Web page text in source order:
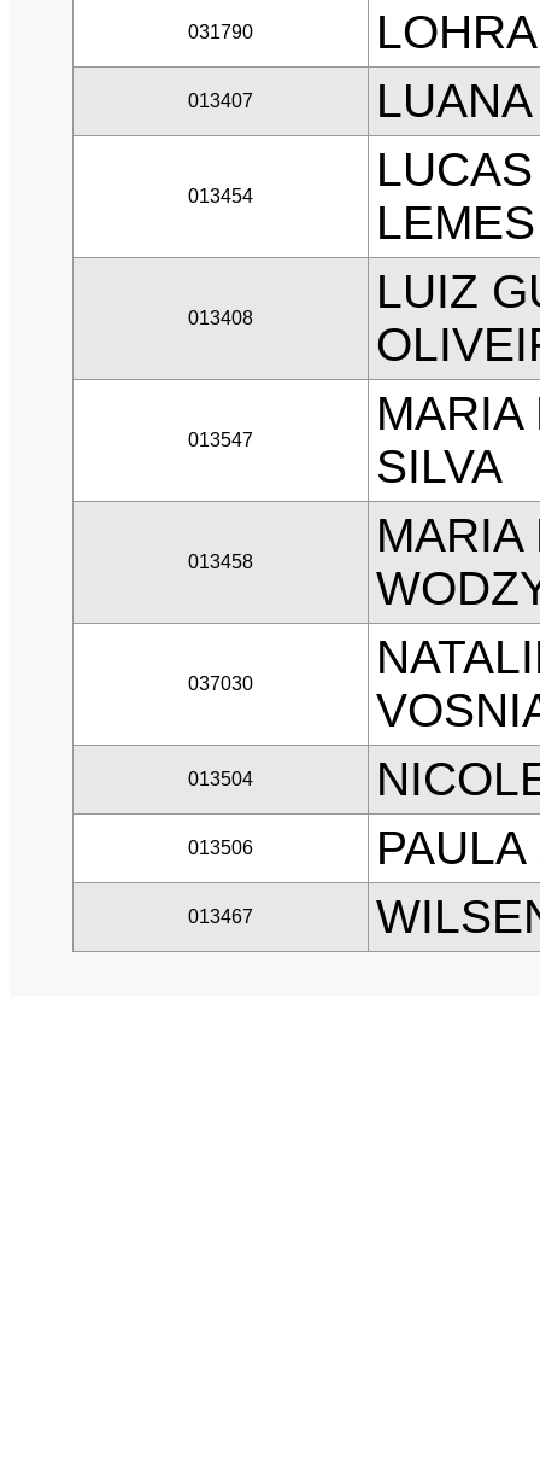
031790
013407
013454
LEMES
013408
LUIZ
013547
MARIA
SILVA
013458
MARIA
037030
013504
013506
013467